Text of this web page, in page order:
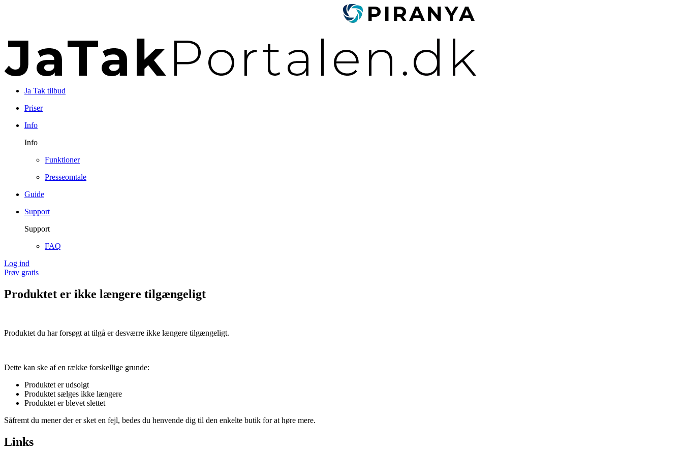
Ja Tak tilbud
Priser
Info
Info
Funktioner
Presseomtale
Guide
Support
Support
FAQ
Log ind
Prøv gratis
Produktet er ikke længere tilgængeligt
Produktet du har forsøgt at tilgå er desværre ikke længere tilgængeligt.
Dette kan ske af en række forskellige grunde:
Produktet er udsolgt
Produktet sælges ikke længere
Produktet er blevet slettet
Såfremt du mener der er sket en fejl, bedes du henvende dig til den enkelte butik for at høre mere.
Links